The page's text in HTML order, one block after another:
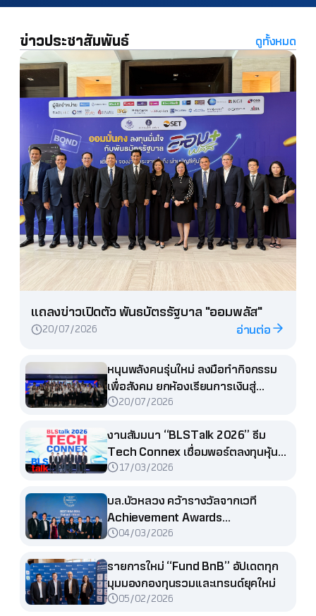
ข่าวประชาสัมพันธ์ ดูทั้งหมด
แถลงข่าวเปิดตัว พันธบัตรรัฐบาล "ออมพลัส"
20/07/2026 อ่านต่อ
หนุนพลังคนรุ่นใหม่ ลงมือทำกิจกรรม
เพื่อสังคม ยกห้องเรียนการเงินสู่
โรงเรียน สอนน้องประถม
20/07/2026
งานสัมมนา “BLSTalk 2026” ธีม
Tech Connex เชื่อมพอร์ตลงทุนหุ้น
ไทย หุ้นต่างประเทศ และกองทุนรวม
17/03/2026
บล.บัวหลวง คว้ารางวัลจากเวที
Achievement Awards
FinanceAsia 2025
04/03/2026
รายการใหม่ “Fund BnB” อัปเดตทุก
มุมมองกองทุนรวมและเทรนด์ยุคใหม่
05/02/2026